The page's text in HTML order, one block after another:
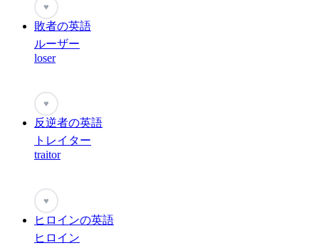
♥
敗者の英語
ルーザー
loser
♥
反逆者の英語
トレイター
traitor
♥
ヒロインの英語
ヒロイン